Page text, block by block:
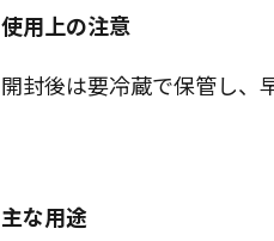
使用上の注意
開封後は要冷蔵で保管し、
主な用途